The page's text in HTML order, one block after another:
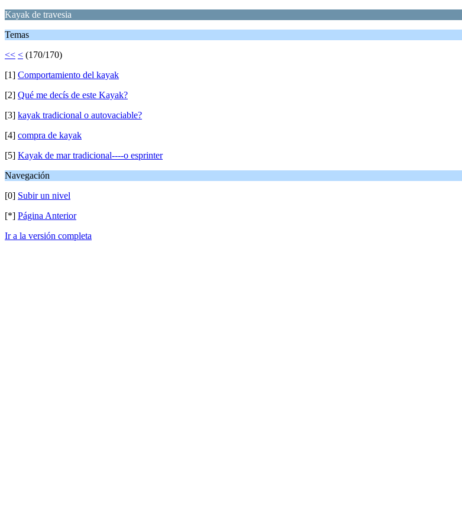
Kayak de travesia
Temas
<< < (170/170)
[1] Comportamiento del kayak
[2] Qué me decís de este Kayak?
[3] kayak tradicional o autovaciable?
[4] compra de kayak
[5] Kayak de mar tradicional----o esprinter
Navegación
[0] Subir un nivel
[*] Página Anterior
Ir a la versión completa